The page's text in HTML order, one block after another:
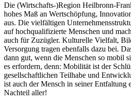
Die (Wirtschafts-)Region Heilbronn-
hohes Maß an Wertschöpfung,
aus. Die vielfältigen
auf hochqualifizierte Menschen und
auch für Zuzügler. Kulturelle Vielfalt,
Versorgung tragen ebenfalls dazu bei.
dann gut, wenn die Menschen so mobil
es erfordern, denn: Mobilität ist der
gesellschaftlichen Teilhabe und
ist auch der Mensch in seiner
Nachteil aller!